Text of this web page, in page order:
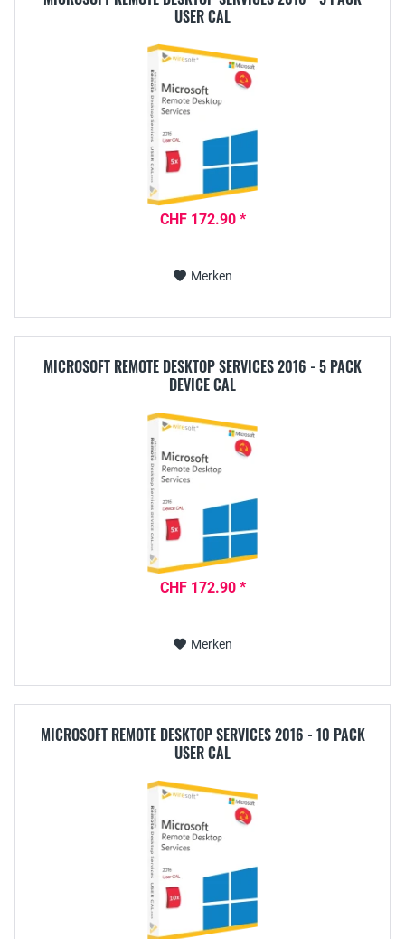
USER CAL
CHF 172.90 *
Merken
MICROSOFT REMOTE DESKTOP SERVICES 2016 - 5 PACK
DEVICE CAL
CHF 172.90 *
Merken
MICROSOFT REMOTE DESKTOP SERVICES 2016 - 10 PACK
USER CAL